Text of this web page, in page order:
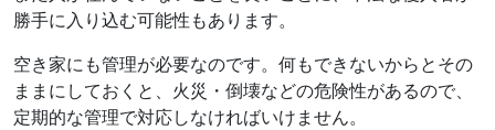
勝手に入り込む可能性もあります。
空き家にも管理が必要なのです。何もできないからとその
ままにしておくと、火災・倒壊などの危険性があるので、
定期的な管理で対応しなければいけません。